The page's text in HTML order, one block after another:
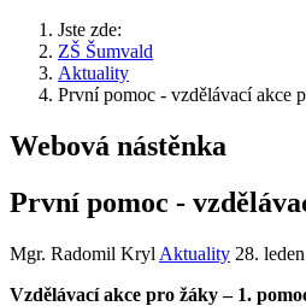
Jste zde:
ZŠ Šumvald
Aktuality
První pomoc - vzdělávací akce
Webová nástěnka
První pomoc -
Mgr. Radomil Kryl Aktuality 28.
Vzdělávací akce pro žáky – 1.